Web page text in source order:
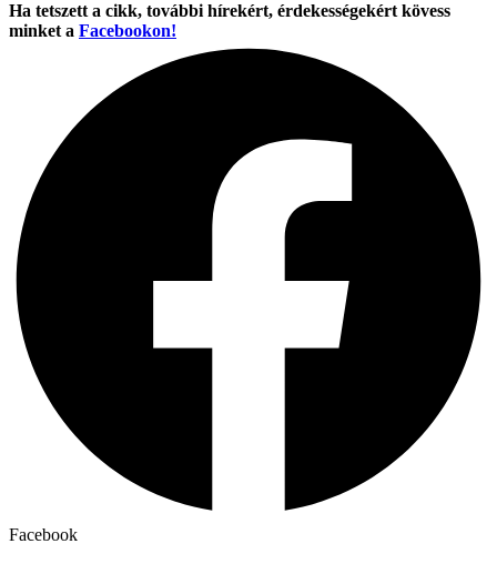
Ha tetszett a cikk, további hírekért, érdekességekért kövess
minket a Facebookon!
Facebook